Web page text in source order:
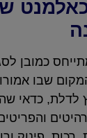
כמובן
שבו
לדלת, כדאי